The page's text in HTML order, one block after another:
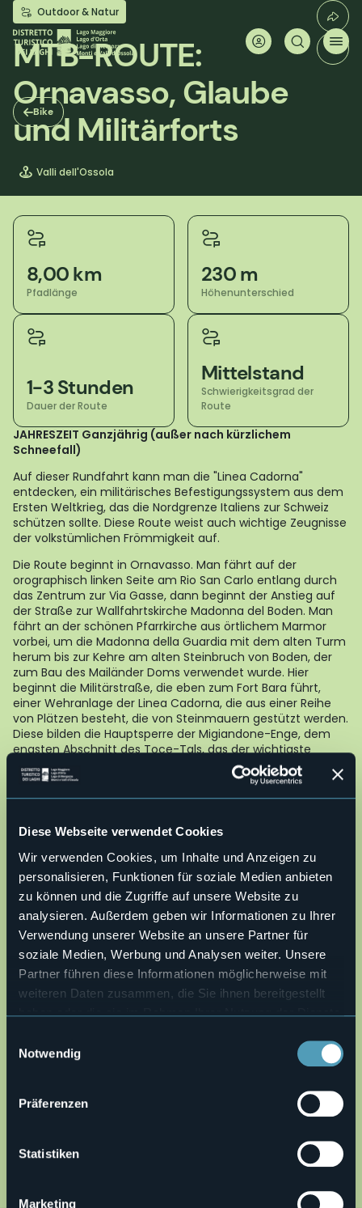
Diese Webseite verwendet Cookies
Wir verwenden Cookies, um Inhalte und Anzeigen zu
personalisieren, Funktionen für soziale Medien anbieten
zu können und die Zugriffe auf unsere Website zu
analysieren. Außerdem geben wir Informationen zu Ihrer
Verwendung unserer Website an unsere Partner für
soziale Medien, Werbung und Analysen weiter. Unsere
Partner führen diese Informationen möglicherweise mit
weiteren Daten zusammen, die Sie ihnen bereitgestellt
haben oder die sie im Rahmen Ihrer Nutzung der Dienste
Notwendig
Präferenzen
Statistiken
Marketing
Direkt
zum
Inhalt
Bike
Outdoor & Natur
MTB-ROUTE:
Ornavasso, Glaube
und Militärforts
Valli dell'Ossola
8,00 km
Pfadlänge
230 m
Höhenunterschied
1-3 Stunden
Dauer der Route
Mittelstand
Schwierigkeitsgrad der
Route
JAHRESZEIT Ganzjährig (außer nach kürzlichem
Schneefall)
Auf dieser Rundfahrt kann man die "Linea Cadorna"
entdecken, ein militärisches Befestigungssystem aus dem
Ersten Weltkrieg, das die Nordgrenze Italiens zur Schweiz
schützen sollte. Diese Route weist auch wichtige Zeugnisse
der volkstümlichen Frömmigkeit auf.
Die Route beginnt in Ornavasso. Man fährt auf der
orographisch linken Seite am Rio San Carlo entlang durch
das Zentrum zur Via Gasse, dann beginnt der Anstieg auf
der Straße zur Wallfahrtskirche Madonna del Boden. Man
fährt an der schönen Pfarrkirche aus örtlichem Marmor
vorbei, um die Madonna della Guardia mit dem alten Turm
herum bis zur Kehre am alten Steinbruch von Boden, der
zum Bau des Mailänder Doms verwendet wurde. Hier
beginnt die Militärstraße, die eben zum Fort Bara führt,
einer Wehranlage der Linea Cadorna, die aus einer Reihe
von Plätzen besteht, die von Steinmauern gestützt werden.
Diese bilden die Hauptsperre der Migiandone-Enge, dem
engsten Abschnitt des Toce-Tals, das der wichtigste
Zugang zu den Seen und Pässen des Ossola-Tals ist. Vom
Fort Bara fährt man den Militärsaumpfad hinunter und
kommt im Tal auf einen großen Platz mit zwei großen
kleinen See, Laghetto delle Rose und wieder zurück nach
AUTOR Alessandro Pirocchi
Live
Schönes Wetter 22,4°
28877 - Ornavasso (VB)